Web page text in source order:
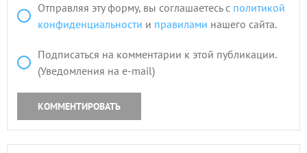
Отправляя эту форму, вы соглашаетесь с политикой
конфиденциальности и правилами нашего сайта.
Подписаться на комментарии к этой публикации.
(Уведомления на e-mail)
КОММЕНТИРОВАТЬ